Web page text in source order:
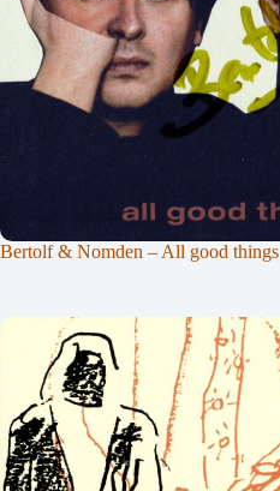
Bertolf & Nomden – All good things